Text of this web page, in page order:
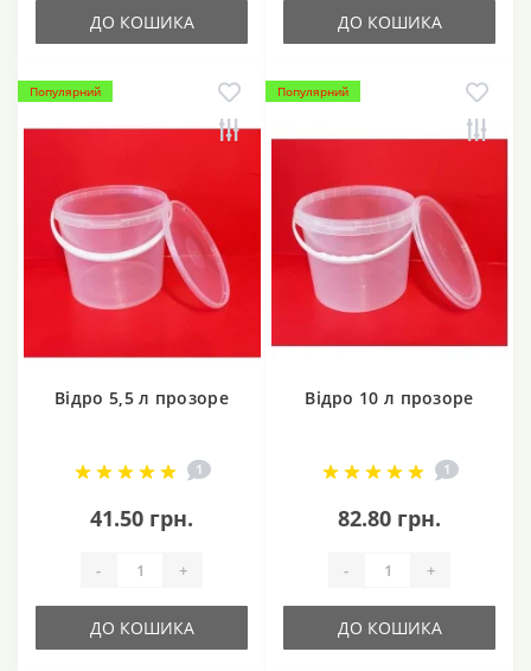
ДО КОШИКА ДО КОШИКА
Популярний
Відро 5,5 л прозоре
1
41.50 грн.
- +
ДО КОШИКА
Популярний
Відро 10 л прозоре
1
82.80 грн.
- +
ДО КОШИКА